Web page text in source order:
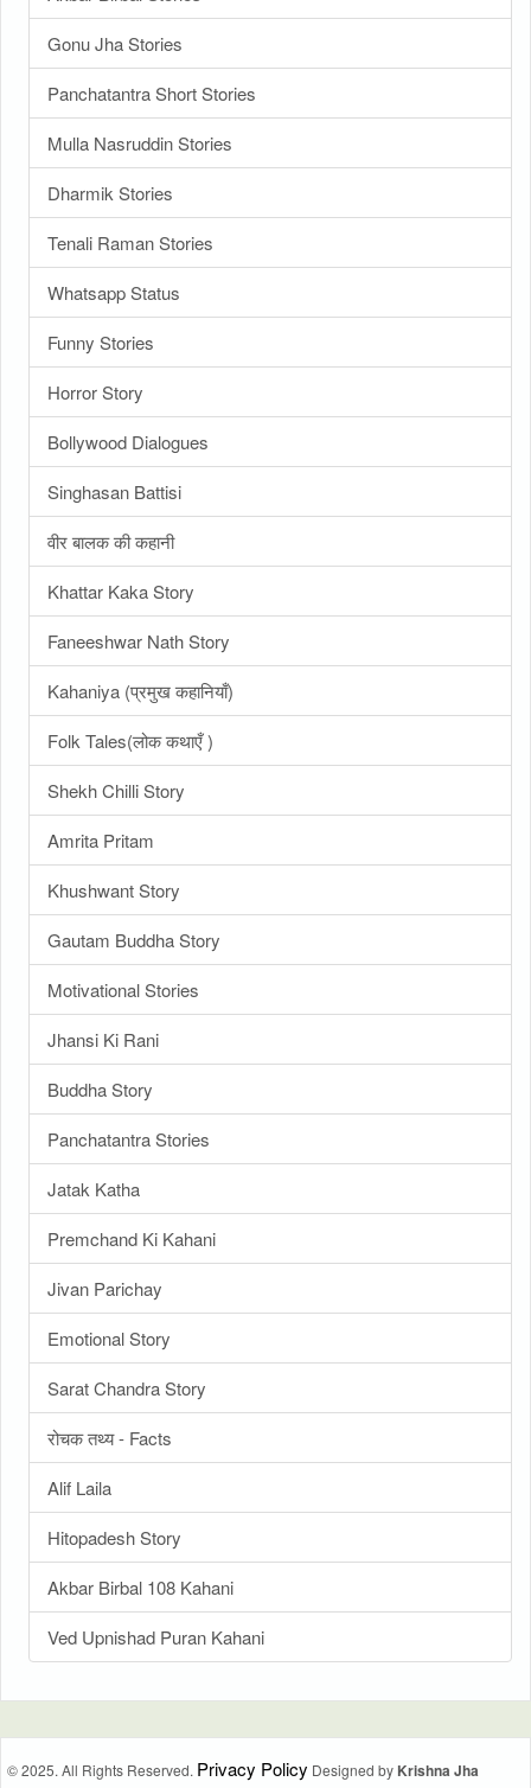
Gonu Jha Stories
Panchatantra Short Stories
Mulla Nasruddin Stories
Dharmik Stories
Tenali Raman Stories
Whatsapp Status
Funny Stories
Horror Story
Bollywood Dialogues
Singhasan Battisi
वीर बालक की कहानी
Khattar Kaka Story
Faneeshwar Nath Story
Kahaniya (प्रमुख कहानियाँ)
Folk Tales(लोक कथाएँ )
Shekh Chilli Story
Amrita Pritam
Khushwant Story
Gautam Buddha Story
Motivational Stories
Jhansi Ki Rani
Buddha Story
Panchatantra Stories
Jatak Katha
Premchand Ki Kahani
Jivan Parichay
Emotional Story
Sarat Chandra Story
रोचक तथ्य - Facts
Alif Laila
Hitopadesh Story
Akbar Birbal 108 Kahani
Ved Upnishad Puran Kahani
© 2025. All Rights Reserved. Privacy Policy Designed by Krishna Jha